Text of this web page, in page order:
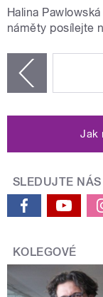
Halina
náměty posílejte
Jak
SLEDUJTE NÁS
KOLEGOVÉ